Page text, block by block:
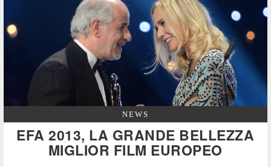
NEWS
EFA 2013, LA GRANDE BELLEZZA
MIGLIOR FILM EUROPEO